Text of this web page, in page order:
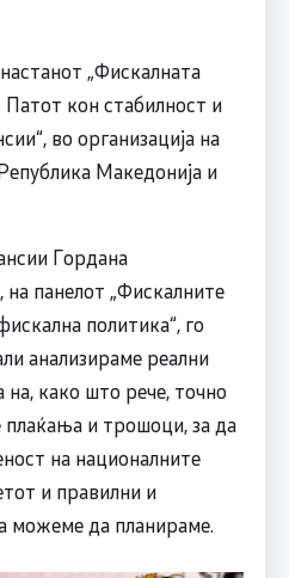
„Фискалната
кон стабилност и
во организација на
Македонија и
Гордана
панелот „Фискалните
политика“, го
анализираме реални
на, како што рече, точно
и трошоци, за да
на националните
и правилни и
можеме да планираме.